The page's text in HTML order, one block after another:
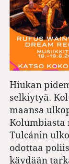
Hiukan
selkiytyä.
maansa
Kolumbiasta
Tulcánin
odottaa
käydään